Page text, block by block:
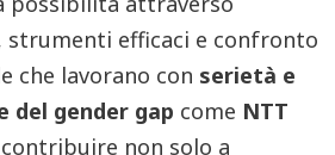
strumenti efficaci e confronto
che lavorano con serietà e
del gender gap come NTT
non solo a